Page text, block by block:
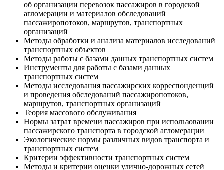
об организации перевозок пассажиров в городской
агломерации и материалов обследований
пассажиропотоков, маршрутов, транспортных
организаций
Методы обработки и анализа материалов исследований
транспортных объектов
Методы работы с базами данных транспортных систем
Инструменты для работы с базами данных
транспортных систем
Методы исследования пассажирских корреспонденций
и проведения обследований пассажиропотоков,
маршрутов, транспортных организаций
Теория массового обслуживания
Нормы затрат времени пассажиров при использовании
пассажирского транспорта в городской агломерации
Экологические нормы различных видов транспорта и
транспортных систем
Критерии эффективности транспортных систем
Методы и критерии оценки улично-дорожных сетей